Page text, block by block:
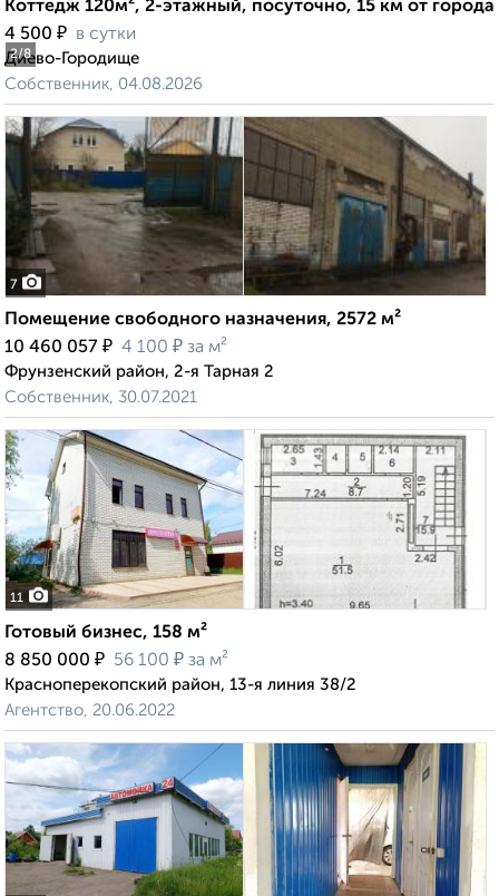
2/8
Коттедж 120м², 2-этажный, посуточно, 15 км от города
4 500 ₽ в сутки
Диево-Городище
Собственник, 04.08.2026
7
Помещение свободного назначения, 2572 м²
10 460 057 ₽ 4 100 ₽ за м²
Фрунзенский район, 2-я Тарная 2
Собственник, 30.07.2021
11
Готовый бизнес, 158 м²
8 850 000 ₽ 56 100 ₽ за м²
Красноперекопский район, 13-я линия 38/2
Агентство, 20.06.2022